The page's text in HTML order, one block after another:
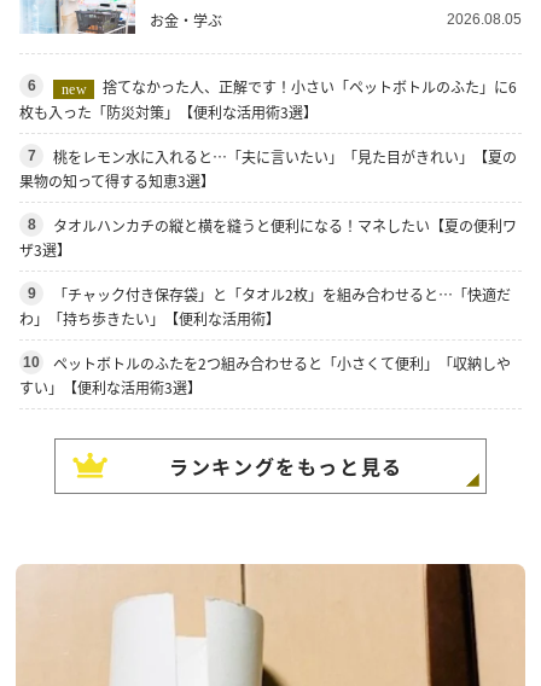
お金・学ぶ 2026.08.05
6 new
捨てなかった人、正解です！小さい「ペットボトルのふた」に6
枚も入った「防災対策」【便利な活用術3選】
7
桃をレモン水に入れると…「夫に言いたい」「見た目がきれい」【夏の
果物の知って得する知恵3選】
8
タオルハンカチの縦と横を縫うと便利になる！マネしたい【夏の便利ワ
ザ3選】
9
「チャック付き保存袋」と「タオル2枚」を組み合わせると…「快適だ
わ」「持ち歩きたい」【便利な活用術】
10
ペットボトルのふたを2つ組み合わせると「小さくて便利」「収納しや
すい」【便利な活用術3選】
ランキングをもっと見る